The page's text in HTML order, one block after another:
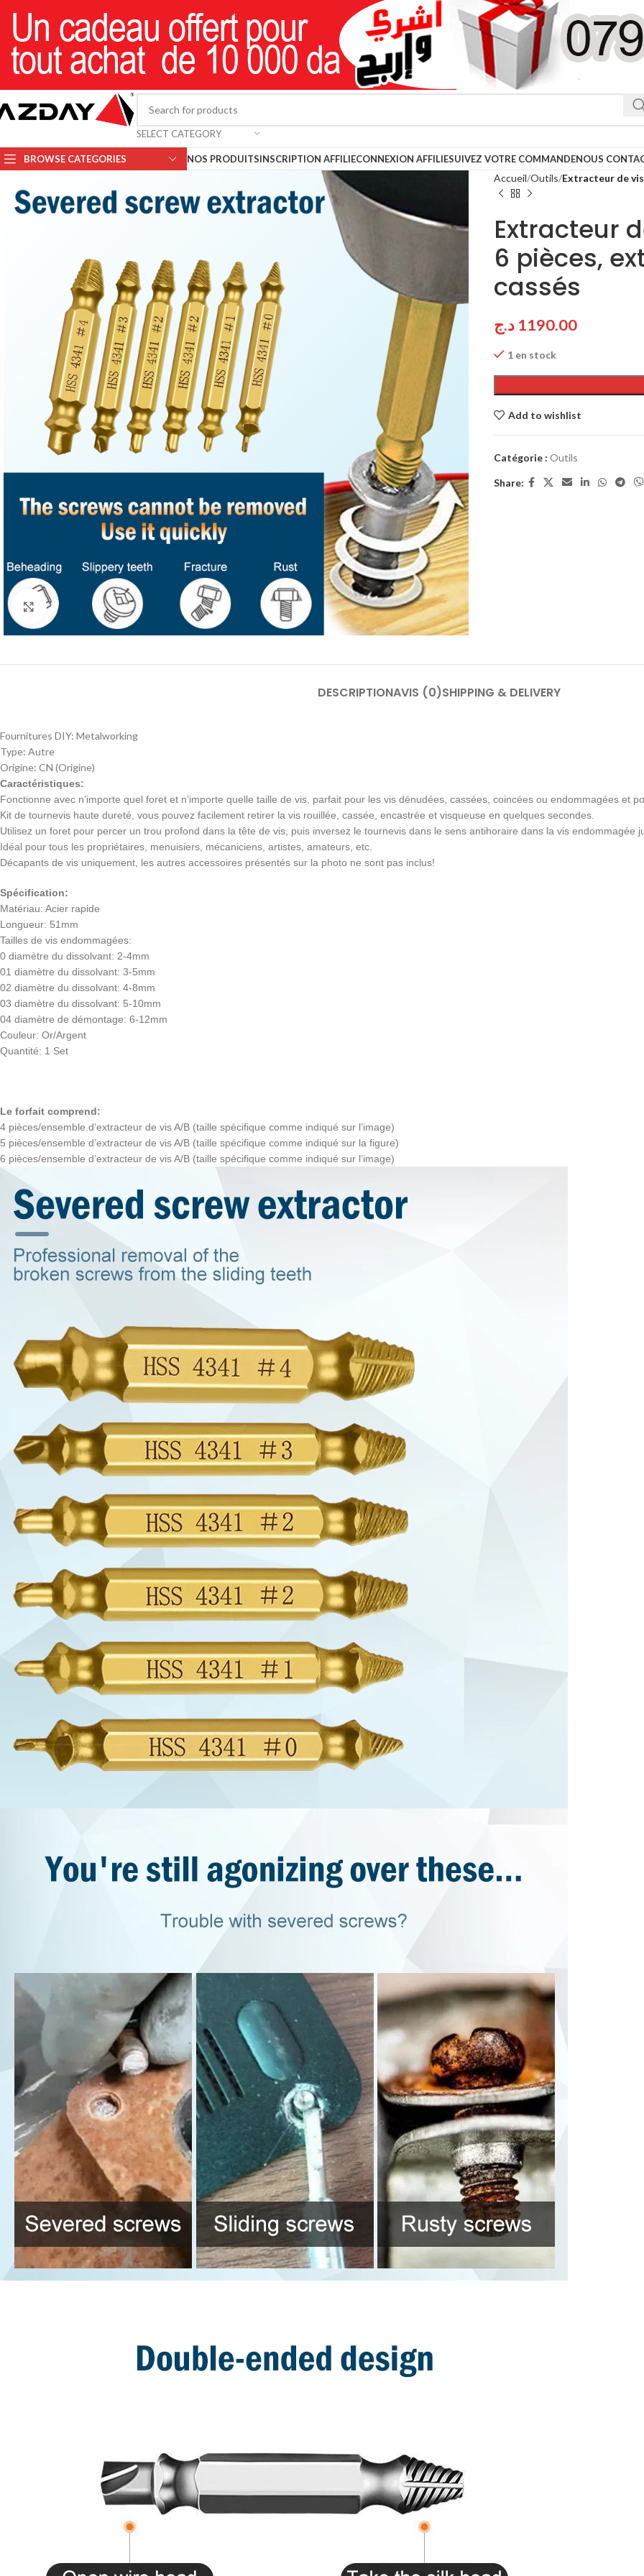
SELECT CATEGORY
BROWSE CATEGORIES NOS PRODUITSINSCRIPTION AFFILIECONNEXION AFFILIESUIVEZ VOTRE COMMANDENOUS
Click to enlarge
Accueil Outils Extracteur de
Extracteur
6 pièces,
cassés
1190.00 د.ج
1 en stock
Add to wishlist
Catégorie : Outils
Share:
DESCRIPTIONAVIS (0)SHIPPING & DELIVERY
Fournitures DIY: Metalworking
Type: Autre
Origine: CN (Origine)
Caractéristiques:
Fonctionne avec n’importe quel foret et n’importe quelle taille de vis, parfait pour les vis dénudées, cassées, coincées ou endommagées et
Kit de tournevis haute dureté, vous pouvez facilement retirer la vis rouillée, cassée, encastrée et visqueuse en quelques secondes.
Utilisez un foret pour percer un trou profond dans la tête de vis, puis inversez le tournevis dans le sens antihoraire dans la vis endommagée
Idéal pour tous les propriétaires, menuisiers, mécaniciens, artistes, amateurs, etc.
Décapants de vis uniquement, les autres accessoires présentés sur la photo ne sont pas inclus!
Spécification:
Matériau: Acier rapide
Longueur: 51mm
Tailles de vis endommagées:
0 diamètre du dissolvant: 2-4mm
01 diamètre du dissolvant: 3-5mm
02 diamètre du dissolvant: 4-8mm
03 diamètre du dissolvant: 5-10mm
04 diamètre de démontage: 6-12mm
Couleur: Or/Argent
Quantité: 1 Set
Le forfait comprend:
4 pièces/ensemble d’extracteur de vis A/B (taille spécifique comme indiqué sur l’image)
5 pièces/ensemble d’extracteur de vis A/B (taille spécifique comme indiqué sur la figure)
6 pièces/ensemble d’extracteur de vis A/B (taille spécifique comme indiqué sur l’image)